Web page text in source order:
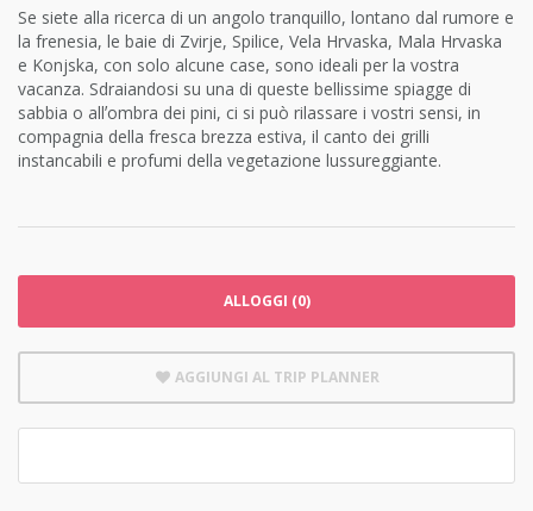
Se siete alla ricerca di un angolo tranquillo, lontano dal rumore e
la frenesia, le baie di Zvirje, Spilice, Vela Hrvaska, Mala Hrvaska
e Konjska, con solo alcune case, sono ideali per la vostra
vacanza. Sdraiandosi su una di queste bellissime spiagge di
sabbia o allʼombra dei pini, ci si può rilassare i vostri sensi, in
compagnia della fresca brezza estiva, il canto dei grilli
instancabili e profumi della vegetazione lussureggiante.
ALLOGGI (0)
AGGIUNGI AL TRIP PLANNER